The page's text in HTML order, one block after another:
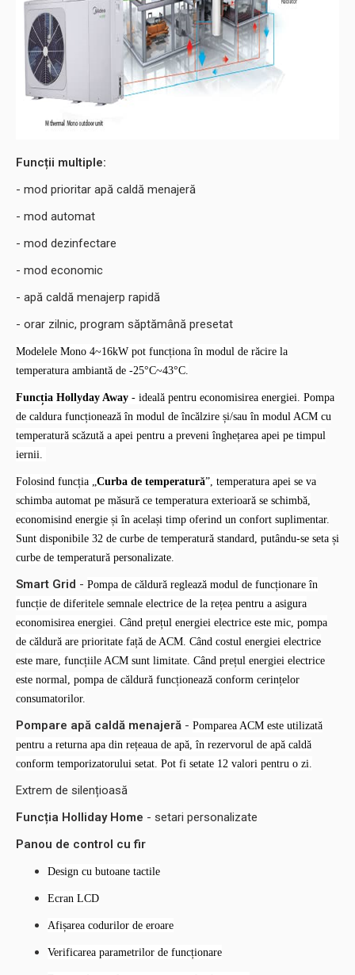
- orar zilnic, program săptămână presetat
Modelele Mono 4~16kW pot funcționa în modul de răcire la
temperatura ambiantă de -25°C~43°C.
Funcția Hollyday Away- ideală pentru economisirea energiei.Pompa
de caldura funcționează în modul de încălzire și/sau în modul ACM cu
temperatură scăzută a apei pentru a preveni înghețarea apei pe timpul
iernii.
Folosind funcția „Curba de temperatură”, temperatura apei se va
schimba automat pe măsură ce temperatura exterioară se schimbă,
economisind energie și în același timp oferind un confort suplimentar.
Sunt disponibile 32 de curbe de temperatură standard, putându-se seta și
curbe de temperatură personalizate.
Smart Grid -Pompa de căldură reglează modul de funcționare în
funcție de diferitele semnale electrice de la rețea pentru a asigura
economisirea energiei. Când prețul energiei electrice este mic, pompa
de căldură are prioritate față de ACM. Când costul energiei electrice
este mare, funcțiile ACM sunt limitate. Când prețul energiei electrice
este normal, pompa de căldură funcționează conform cerințelor
consumatorilor.
Pompare apă caldă menajeră-Pomparea ACM este utilizată
pentru a returna apa din rețeaua de apă, în rezervorul de apă caldă